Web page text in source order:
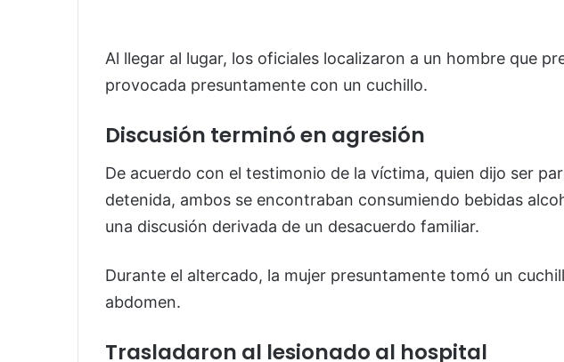
Al llegar al lugar, los oficiales localizaron a un hombre que
provocada presuntamente con un cuchillo.
Discusión terminó en agresión
De acuerdo con el testimonio de la víctima, quien dijo ser
detenida, ambos se encontraban consumiendo bebidas
una discusión derivada de un desacuerdo familiar.
Durante el altercado, la mujer presuntamente tomó un
abdomen.
Trasladaron al lesionado al hospital